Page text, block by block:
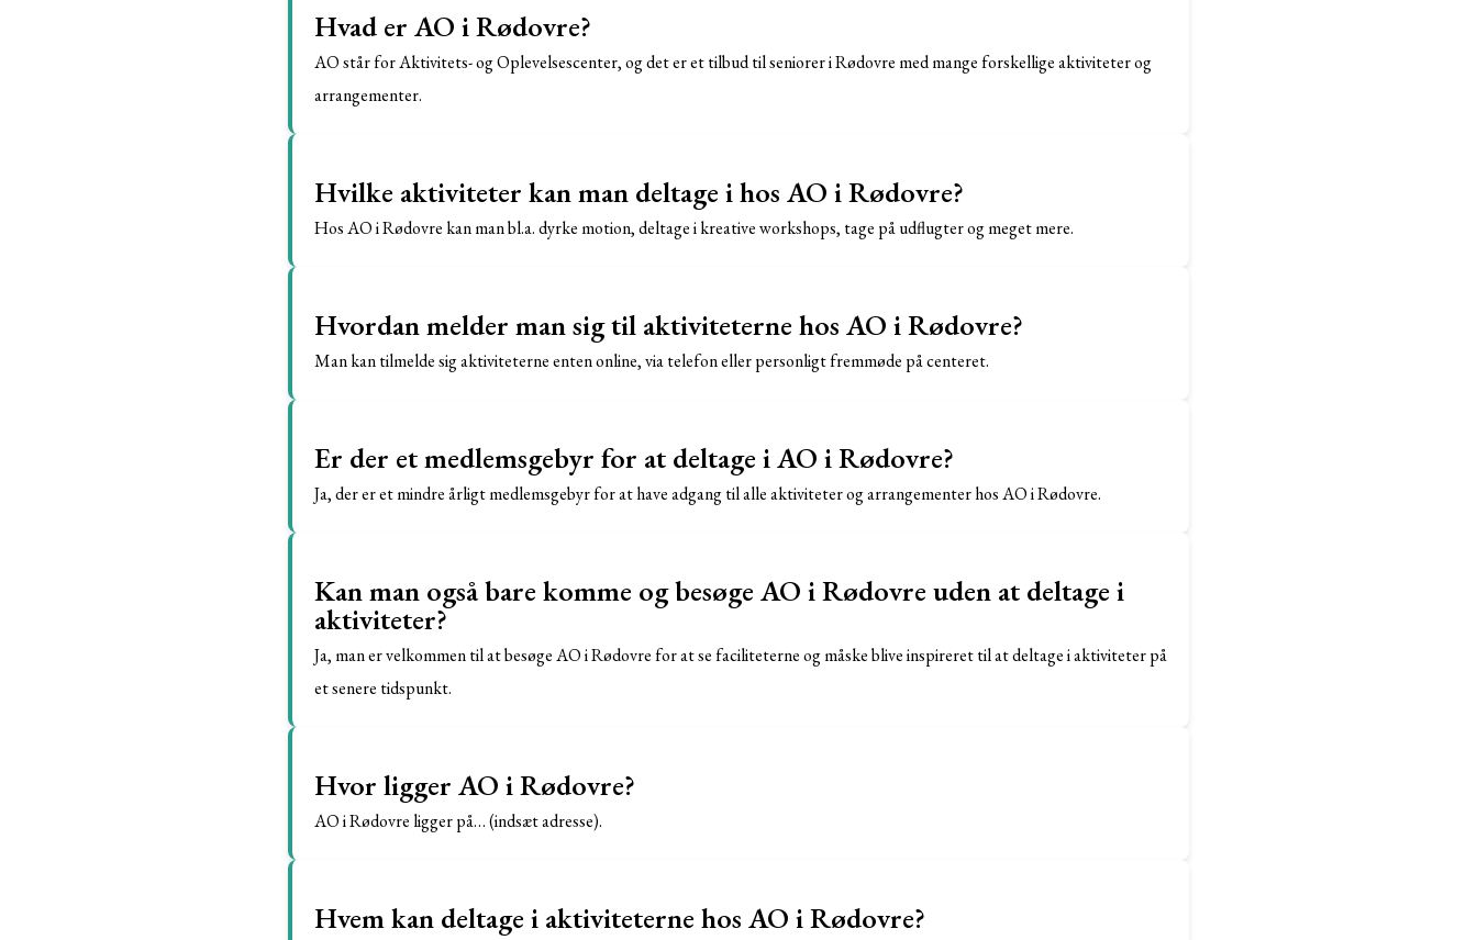
Hvad er AO i Rødovre?
AO står for Aktivitets- og Oplevelsescenter, og det er et tilbud til seniorer i Rødovre med mange forskellige aktiviteter og
arrangementer.
Hvilke aktiviteter kan man deltage i hos AO i Rødovre?
Hos AO i Rødovre kan man bl.a. dyrke motion, deltage i kreative workshops, tage på udflugter og meget mere.
Hvordan melder man sig til aktiviteterne hos AO i Rødovre?
Man kan tilmelde sig aktiviteterne enten online, via telefon eller personligt fremmøde på centeret.
Er der et medlemsgebyr for at deltage i AO i Rødovre?
Ja, der er et mindre årligt medlemsgebyr for at have adgang til alle aktiviteter og arrangementer hos AO i Rødovre.
Kan man også bare komme og besøge AO i Rødovre uden at deltage i
aktiviteter?
Ja, man er velkommen til at besøge AO i Rødovre for at se faciliteterne og måske blive inspireret til at deltage i aktiviteter på
et senere tidspunkt.
Hvor ligger AO i Rødovre?
AO i Rødovre ligger på… (indsæt adresse).
Hvem kan deltage i aktiviteterne hos AO i Rødovre?